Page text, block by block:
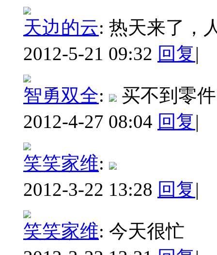
天边的云: 热天来了，
2012-5-21 09:32 回复|
智勇双全:
买不到零件
2012-4-27 08:04 回复|
笑笑家维:
2012-3-22 13:28 回复|
笑笑家维: 今天很忙